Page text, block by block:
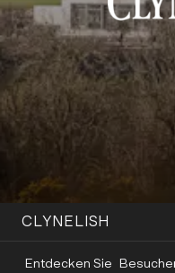
CLYNELISH
Entdecken Sie